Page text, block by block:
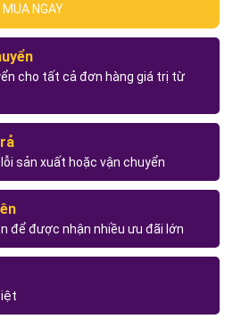
MUA NGAY
cho tất cả đơn hàng giá trị từ
sản xuất hoặc vận chuyển
để được nhận nhiều ưu đãi lớn